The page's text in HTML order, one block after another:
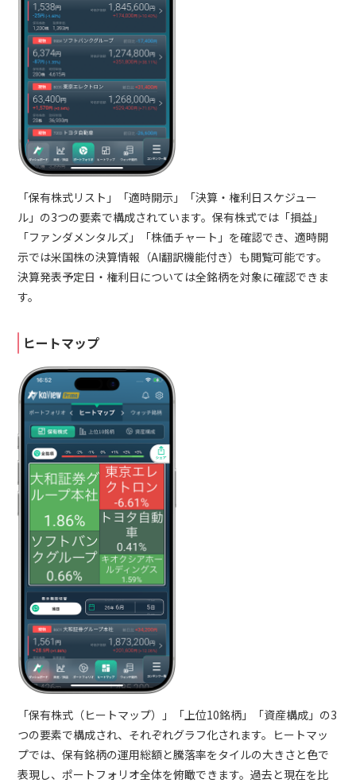
「保有株式リスト」「適時開示」「決算・権利日スケジュー
ル」の3つの要素で構成されています。保有株式では「損益」
「ファンダメンタルズ」「株価チャート」を確認でき、適時開
示では米国株の決算情報（AI翻訳機能付き）も閲覧可能です。
決算発表予定日・権利日については全銘柄を対象に確認できま
す。
ヒートマップ
「保有株式（ヒートマップ）」「上位10銘柄」「資産構成」の3
つの要素で構成され、それぞれグラフ化されます。ヒートマッ
プでは、保有銘柄の運用総額と騰落率をタイルの大きさと色で
表現し、ポートフォリオ全体を俯瞰できます。過去と現在を比